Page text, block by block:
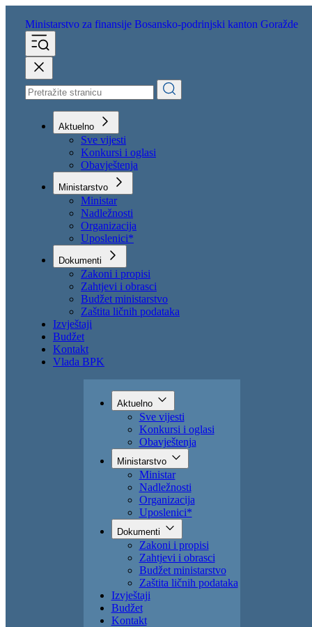
Ministarstvo za finansije Bosansko-podrinjski kanton Goražde
Aktuelno
Sve vijesti
Konkursi i oglasi
Obavještenja
Ministarstvo
Ministar
Nadležnosti
Organizacija
Uposlenici*
Dokumenti
Zakoni i propisi
Zahtjevi i obrasci
Budžet ministarstvo
Zaštita ličnih podataka
Izvještaji
Budžet
Kontakt
Vlada BPK
Aktuelno
Sve vijesti
Konkursi i oglasi
Obavještenja
Ministarstvo
Ministar
Nadležnosti
Organizacija
Uposlenici*
Dokumenti
Zakoni i propisi
Zahtjevi i obrasci
Budžet ministarstvo
Zaštita ličnih podataka
Izvještaji
Budžet
Kontakt